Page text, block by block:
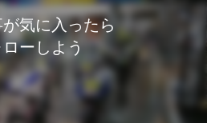
気に入ったら
ローしよう